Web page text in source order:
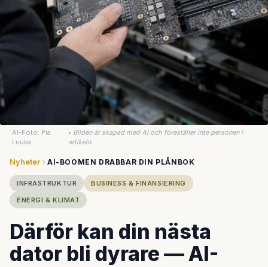
AI-Foto: Pia
Luuka
• Bilden är skapad med AI och föreställer inte personen i
artikeln.
Nyheter AI-BOOMEN DRABBAR DIN PLÅNBOK
INFRASTRUKTUR
BUSINESS & FINANSIERING
ENERGI & KLIMAT
Därför kan din nästa
dator bli dyrare — AI-